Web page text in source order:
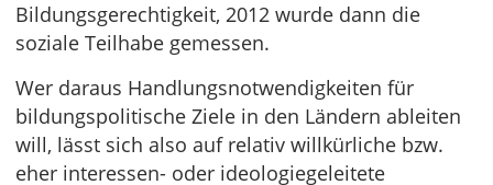
Bildungsgerechtigkeit, 2012 wurde dann die
soziale Teilhabe gemessen.
Wer daraus Handlungsnotwendigkeiten für
bildungspolitische Ziele in den Ländern ableiten
will, lässt sich also auf relativ willkürliche bzw.
eher interessen- oder ideologiegeleitete